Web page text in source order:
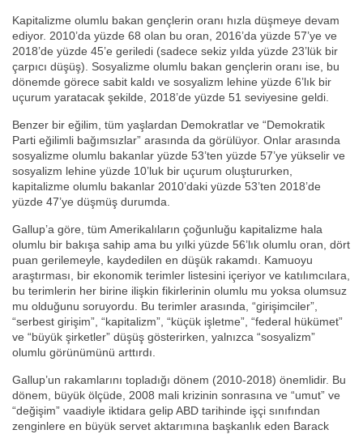
Kapitalizme olumlu bakan gençlerin oranı hızla düşmeye devam
ediyor. 2010’da yüzde 68 olan bu oran, 2016’da yüzde 57’ye ve
2018’de yüzde 45’e geriledi (sadece sekiz yılda yüzde 23’lük bir
çarpıcı düşüş). Sosyalizme olumlu bakan gençlerin oranı ise, bu
dönemde görece sabit kaldı ve sosyalizm lehine yüzde 6’lık bir
uçurum yaratacak şekilde, 2018’de yüzde 51 seviyesine geldi.
Benzer bir eğilim, tüm yaşlardan Demokratlar ve “Demokratik
Parti eğilimli bağımsızlar” arasında da görülüyor. Onlar arasında
sosyalizme olumlu bakanlar yüzde 53’ten yüzde 57’ye yükselir ve
sosyalizm lehine yüzde 10’luk bir uçurum oluştururken,
kapitalizme olumlu bakanlar 2010’daki yüzde 53’ten 2018’de
yüzde 47’ye düşmüş durumda.
Gallup’a göre, tüm Amerikalıların çoğunluğu kapitalizme hala
olumlu bir bakışa sahip ama bu yılki yüzde 56’lık olumlu oran, dört
puan gerilemeyle, kaydedilen en düşük rakamdı. Kamuoyu
araştırması, bir ekonomik terimler listesini içeriyor ve katılımcılara,
bu terimlerin her birine ilişkin fikirlerinin olumlu mu yoksa olumsuz
mu olduğunu soruyordu. Bu terimler arasında, “girişimciler”,
“serbest girişim”, “kapitalizm”, “küçük işletme”, “federal hükümet”
ve “büyük şirketler” düşüş gösterirken, yalnızca “sosyalizm”
olumlu görünümünü arttırdı.
Gallup’un rakamlarını topladığı dönem (2010-2018) önemlidir. Bu
dönem, büyük ölçüde, 2008 mali krizinin sonrasına ve “umut” ve
“değişim” vaadiyle iktidara gelip ABD tarihinde işçi sınıfından
zenginlere en büyük servet aktarımına başkanlık eden Barack